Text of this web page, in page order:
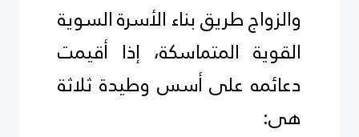
والزواج طريق بناء الأسرة السوية
القوية المتماسكة، إذا أقيمت
دعائمه على أسس وطيدة ثلاثة
هى: